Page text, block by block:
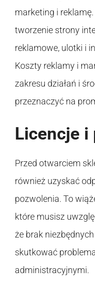
marketing i
tworzenie strony
reklamowe, ulotki i
Koszty reklamy i
zakresu działań i
przeznaczyć na
Licencje i
Przed otwarciem
również uzyskać
pozwolenia. To
które musisz
że brak
skutkować
administracyjnymi.